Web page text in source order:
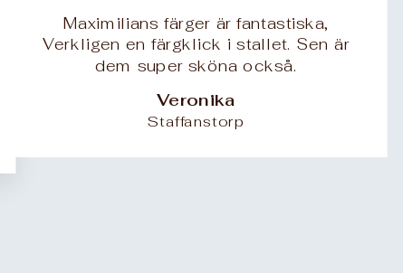
Maximilians färger är fantastiska,
Verkligen en färgklick i stallet. Sen är
dem super sköna också.
Veronika
Staffanstorp